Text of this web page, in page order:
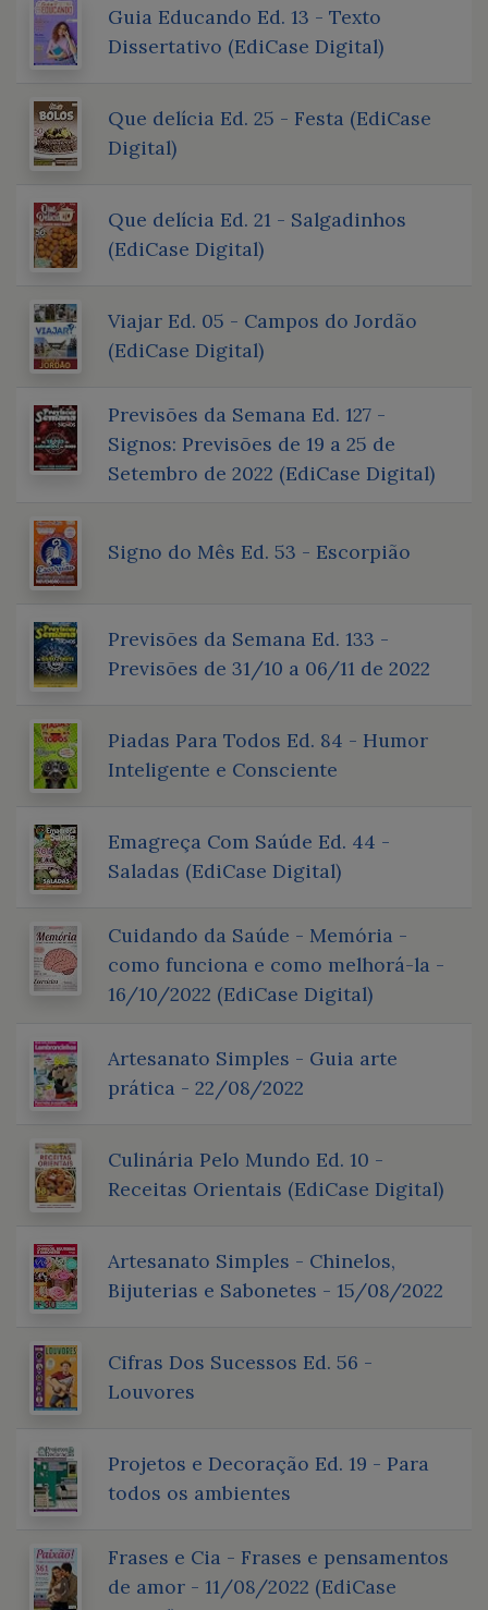
Guia Educando Ed. 13 - Texto
Dissertativo (EdiCase Digital)
Que delícia Ed. 25 - Festa (EdiCase
Digital)
Que delícia Ed. 21 - Salgadinhos
(EdiCase Digital)
Viajar Ed. 05 - Campos do Jordão
(EdiCase Digital)
Previsões da Semana Ed. 127 -
Signos: Previsões de 19 a 25 de
Setembro de 2022 (EdiCase Digital)
Signo do Mês Ed. 53 - Escorpião
Previsões da Semana Ed. 133 -
Previsões de 31/10 a 06/11 de 2022
Piadas Para Todos Ed. 84 - Humor
Inteligente e Consciente
Emagreça Com Saúde Ed. 44 -
Saladas (EdiCase Digital)
Cuidando da Saúde - Memória -
como funciona e como melhorá-la -
16/10/2022 (EdiCase Digital)
Artesanato Simples - Guia arte
prática - 22/08/2022
Culinária Pelo Mundo Ed. 10 -
Receitas Orientais (EdiCase Digital)
Artesanato Simples - Chinelos,
Bijuterias e Sabonetes - 15/08/2022
Cifras Dos Sucessos Ed. 56 -
Louvores
Projetos e Decoração Ed. 19 - Para
todos os ambientes
Frases e Cia - Frases e pensamentos
de amor - 11/08/2022 (EdiCase